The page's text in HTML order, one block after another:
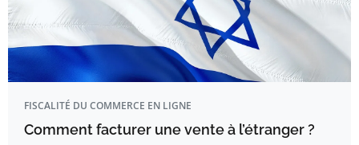
FISCALITÉ DU COMMERCE EN LIGNE
Comment facturer une vente à l’étranger ?